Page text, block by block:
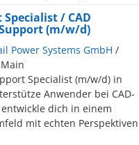
Specialist / CAD
(m/w/d)
Power Systems GmbH /
Specialist (m/w/d) in
Anwender bei CAD-
dich in einem
mit echten Perspektiven